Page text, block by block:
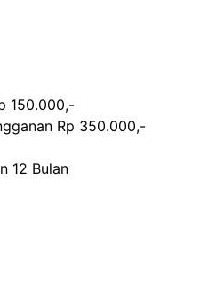
150.000,-
Rp 350.000,-
12 Bulan